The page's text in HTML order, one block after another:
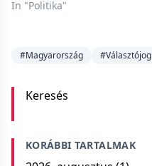
In "Politika"
#Magyarország #Választójog
Keresés
KORÁBBI TARTALMAK